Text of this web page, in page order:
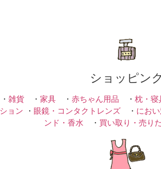
ショッピン
・ 雑貨 ・ 家具 ・ 赤ちゃん用品 ・ 枕・寝
ション ・ 眼鏡・コンタクトレンズ・ にお
ンド・香水 ・ 買い取り・売り